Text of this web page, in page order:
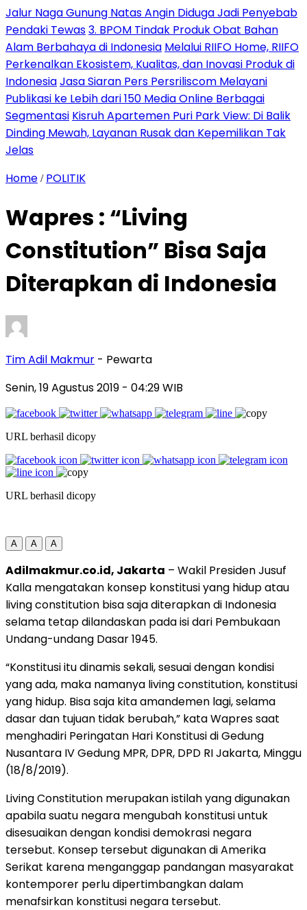
Jalur Naga Gunung Natas Angin Diduga Jadi Penyebab
Pendaki Tewas3. BPOM Tindak Produk Obat Bahan
Alam Berbahaya di Indonesia Melalui RIIFO Home, RIIFO
Perkenalkan Ekosistem, Kualitas, dan Inovasi Produk di
IndonesiaJasa Siaran Pers Persriliscom Melayani
Publikasi ke Lebih dari 150 Media Online Berbagai
Segmentasi Kisruh Apartemen Puri Park View: Di Balik
Dinding Mewah, Layanan Rusak dan Kepemilikan Tak
Jelas
Home / POLITIK
Wapres : “Living
Constitution” Bisa Saja
Diterapkan di Indonesia
Tim Adil Makmur - Pewarta
Senin, 19 Agustus 2019 - 04:29 WIB
URL berhasil dicopy
URL berhasil dicopy
A A A
Adilmakmur.co.id, Jakarta – Wakil Presiden Jusuf
Kalla mengatakan konsep konstitusi yang hidup atau
living constitution bisa saja diterapkan di Indonesia
selama tetap dilandaskan pada isi dari Pembukaan
Undang-undang Dasar 1945.
“Konstitusi itu dinamis sekali, sesuai dengan kondisi
yang ada, maka namanya living constitution, konstitusi
yang hidup. Bisa saja kita amandemen lagi, selama
dasar dan tujuan tidak berubah,” kata Wapres saat
menghadiri Peringatan Hari Konstitusi di Gedung
Nusantara IV Gedung MPR, DPR, DPD RI Jakarta, Minggu
(18/8/2019).
Living Constitution merupakan istilah yang digunakan
apabila suatu negara mengubah konstitusi untuk
disesuaikan dengan kondisi demokrasi negara
tersebut. Konsep tersebut digunakan di Amerika
Serikat karena menganggap pandangan masyarakat
kontemporer perlu dipertimbangkan dalam
menafsirkan konstitusi negara tersebut.